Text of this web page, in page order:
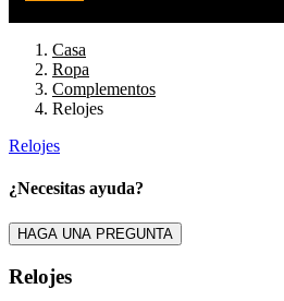
Casa
Ropa
Complementos
Relojes
Clear
Precio
€
En stock
Relojes
¿Necesitas ayuda?
HAGA UNA PREGUNTA
Relojes